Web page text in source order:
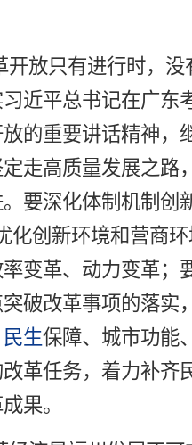
开放只有进行时，没
近平总书记在广东
的重要讲话精神，
走高质量发展之路
要深化体制机制创
化创新环境和营商
变革、动力变革；
破改革事项的落实
民生保障、城市功能
革任务，着力补齐
果。